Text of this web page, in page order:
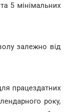
5 мінімальних
залежно від
працездатних
року,